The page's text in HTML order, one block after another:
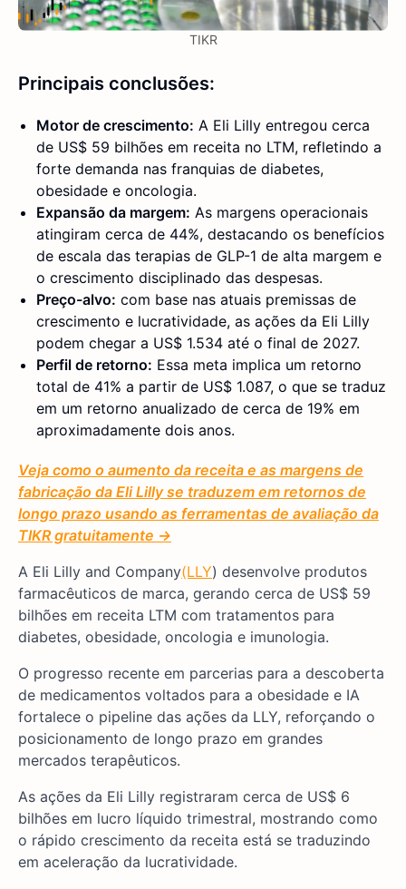
TIKR
Principais conclusões:
Motor de crescimento: A Eli Lilly entregou cerca
de US$ 59 bilhões em receita no LTM, refletindo a
forte demanda nas franquias de diabetes,
obesidade e oncologia.
Expansão da margem: As margens operacionais
atingiram cerca de 44%, destacando os benefícios
de escala das terapias de GLP-1 de alta margem e
o crescimento disciplinado das despesas.
Preço-alvo: com base nas atuais premissas de
crescimento e lucratividade, as ações da Eli Lilly
podem chegar a US$ 1.534 até o final de 2027.
Perfil de retorno: Essa meta implica um retorno
total de 41% a partir de US$ 1.087, o que se traduz
em um retorno anualizado de cerca de 19% em
aproximadamente dois anos.
Veja como o aumento da receita e as margens de
fabricação da Eli Lilly se traduzem em retornos de
longo prazo usando as ferramentas de avaliação da
TIKR gratuitamente →
A Eli Lilly and Company(LLY) desenvolve produtos
farmacêuticos de marca, gerando cerca de US$ 59
bilhões em receita LTM com tratamentos para
diabetes, obesidade, oncologia e imunologia.
O progresso recente em parcerias para a descoberta
de medicamentos voltados para a obesidade e IA
fortalece o pipeline das ações da LLY, reforçando o
posicionamento de longo prazo em grandes
mercados terapêuticos.
As ações da Eli Lilly registraram cerca de US$ 6
bilhões em lucro líquido trimestral, mostrando como
o rápido crescimento da receita está se traduzindo
em aceleração da lucratividade.